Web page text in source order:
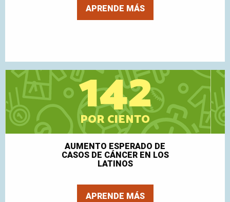
APRENDE MÁS
142
POR CIENTO
AUMENTO ESPERADO DE
CASOS DE CÁNCER EN LOS
LATINOS
APRENDE MÁS